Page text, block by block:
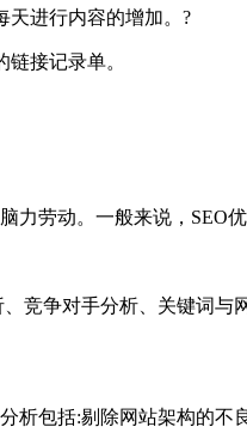
天进行内容的增加。?
接记录单。
力劳动。一般来说，SEO
竞争对手分析、关键词与
析包括:剔除网站架构的不